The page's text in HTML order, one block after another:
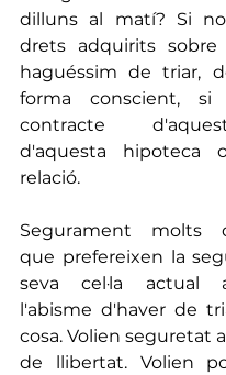
dilluns al matí? Si
drets adquirits
haguéssim de triar,
forma conscient,
contracte
d'aquesta hipoteca
relació.
Segurament molts
que prefereixen la
seva cel·la actual
l'abisme d'haver de
cosa. Volien seguretat
de llibertat. Volien